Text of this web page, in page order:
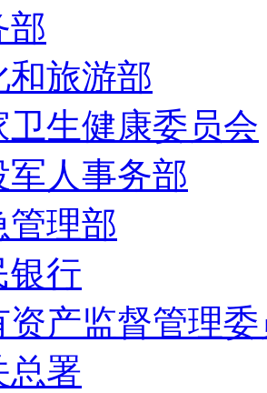
部
和旅游部
卫生健康委员会
军人事务部
管理部
银行
资产监督管理
总署